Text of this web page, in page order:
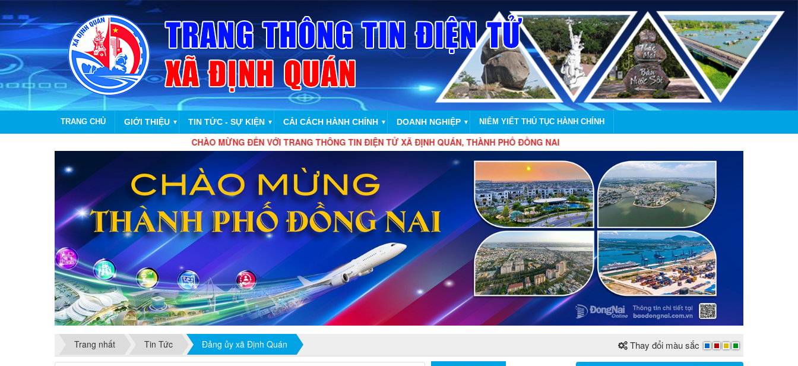
TRANG CHỦ GIỚI THIỆU ▼ TIN TỨC - SỰ KIỆN ▼ CẢI CÁCH HÀNH CHÍNH ▼ DOANH NGHIỆP ▼ NIÊM YIẾT THỦ TỤC HÀNH CHÍNH
CHÀO MỪNG ĐẾN VỚI TRANG THÔNG TIN ĐIỆN TỬ XÃ ĐỊNH QUÁN, THÀNH PHỐ ĐỒNG NAI
Trang nhất Tin Tức Đảng ủy xã Định Quán Thay đổi màu sắc